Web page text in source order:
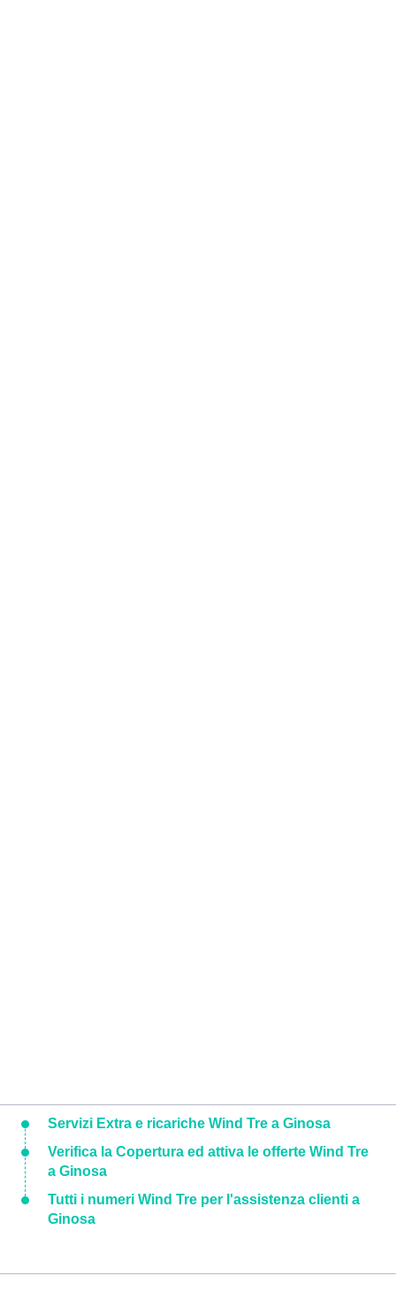
Servizi Extra e ricariche Wind Tre a Ginosa
Verifica la Copertura ed attiva le offerte Wind Tre
a Ginosa
Tutti i numeri Wind Tre per l'assistenza clienti a
Ginosa